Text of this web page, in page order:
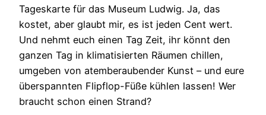
Tageskarte für das Museum Ludwig. Ja, das
kostet, aber glaubt mir, es ist jeden Cent wert.
Und nehmt euch einen Tag Zeit, ihr könnt den
ganzen Tag in klimatisierten Räumen chillen,
umgeben von atemberaubender Kunst – und eure
überspannten Flipflop-Füße kühlen lassen! Wer
braucht schon einen Strand?